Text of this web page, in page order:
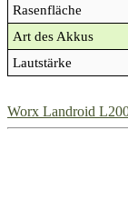
Rasenfläche
Art des Akkus
Lautstärke
Worx Landroid